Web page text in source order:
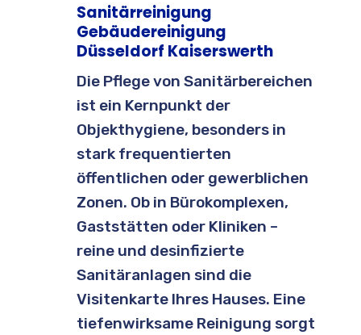
Sanitärreinigung
Gebäudereinigung
Düsseldorf Kaiserswerth
Die Pflege von Sanitärbereichen
ist ein Kernpunkt der
Objekthygiene, besonders in
stark frequentierten
öffentlichen oder gewerblichen
Zonen. Ob in Bürokomplexen,
Gaststätten oder Kliniken –
reine und desinfizierte
Sanitäranlagen sind die
Visitenkarte Ihres Hauses. Eine
tiefenwirksame Reinigung sorgt